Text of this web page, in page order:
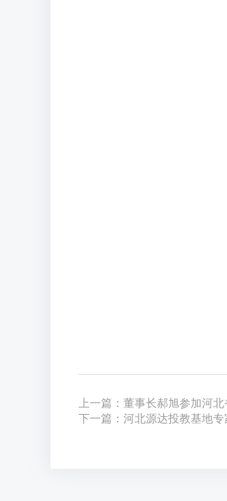
上一篇：董事长郝旭参加河
下一篇：河北源达投教基地